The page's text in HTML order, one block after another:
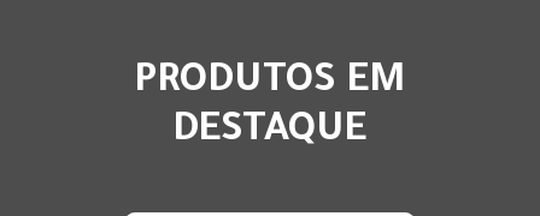
PRODUTOS EM
DESTAQUE